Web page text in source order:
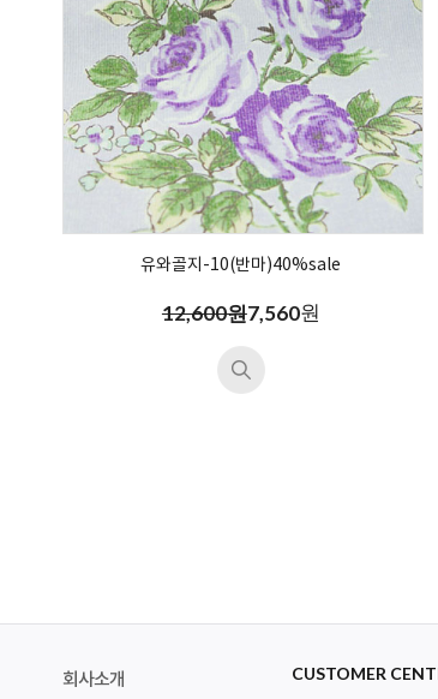
유와골지-10(반마)40%sale
12,600원7,560원
회사소개 CUSTOMER